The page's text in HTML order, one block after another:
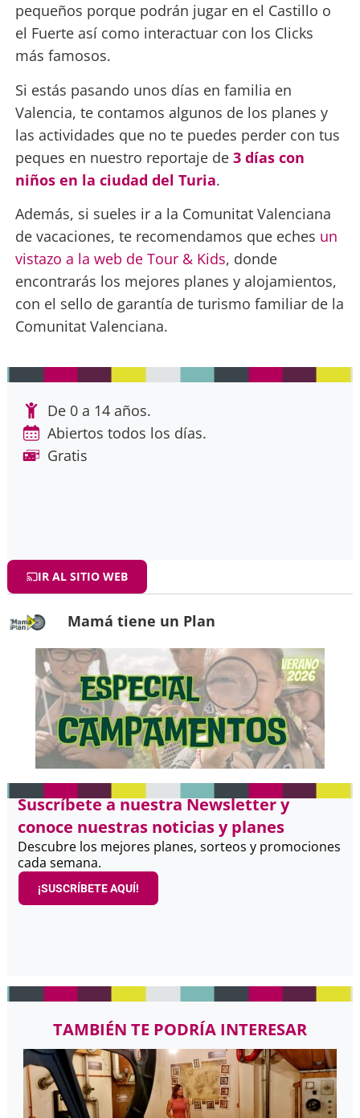
pequeños porque podrán jugar en el Castillo o
el Fuerte así como interactuar con los Clicks
más famosos.
Si estás pasando unos días en familia en
Valencia, te contamos algunos de los planes y
las actividades que no te puedes perder con tus
peques en nuestro reportaje de 3 días con
niños en la ciudad del Turia.
Además, si sueles ir a la Comunitat Valenciana
de vacaciones, te recomendamos que eches un
vistazo a la web de Tour & Kids, donde
encontrarás los mejores planes y alojamientos,
con el sello de garantía de turismo familiar de la
Comunitat Valenciana.
De 0 a 14 años.
Abiertos todos los días.
Gratis
IR AL SITIO WEB
Mamá tiene un Plan
Suscríbete a nuestra Newsletter y
conoce nuestras noticias y planes
Descubre los mejores planes, sorteos y promociones
cada semana.
¡SUSCRÍBETE AQUÍ!
TAMBIÉN TE PODRÍA INTERESAR